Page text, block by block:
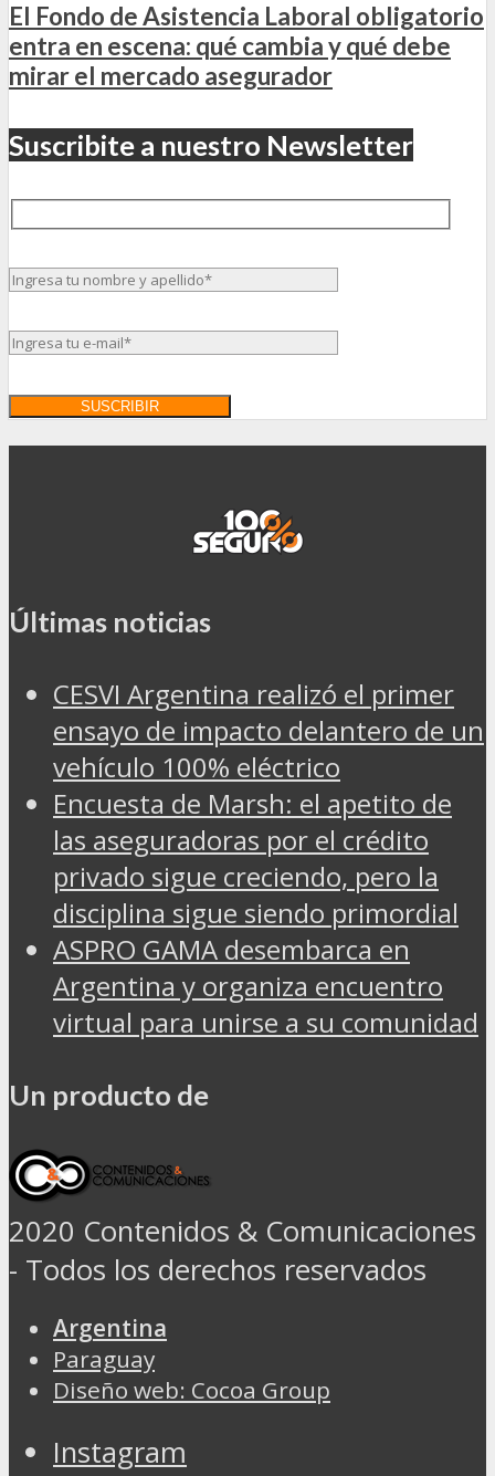
El Fondo de Asistencia Laboral obligatorio
entra en escena: qué cambia y qué debe
mirar el mercado asegurador
Suscribite a nuestro Newsletter
Últimas noticias
CESVI Argentina realizó el primer
ensayo de impacto delantero de un
vehículo 100% eléctrico
Encuesta de Marsh: el apetito de
las aseguradoras por el crédito
privado sigue creciendo, pero la
disciplina sigue siendo primordial
ASPRO GAMA desembarca en
Argentina y organiza encuentro
virtual para unirse a su comunidad
Un producto de
2020 Contenidos & Comunicaciones
- Todos los derechos reservados
Argentina
Paraguay
Diseño web: Cocoa Group
Instagram